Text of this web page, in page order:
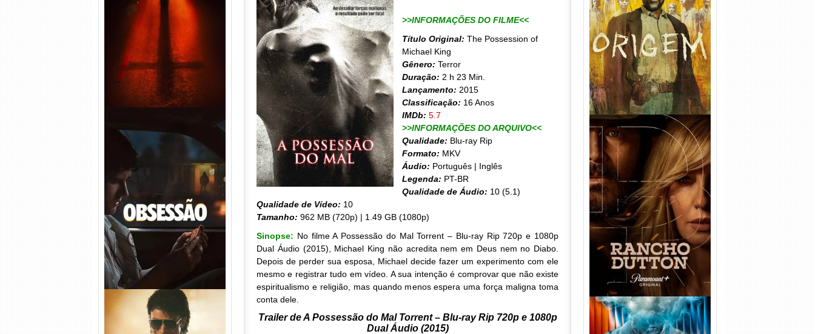
>>INFORMAÇÕES DO FILME<<
Título Original: The Possession of
Michael King
Gênero: Terror
Duração: 2 h 23 Min.
Lançamento: 2015
Classificação: 16 Anos
IMDb: 5.7
>>INFORMAÇÕES DO ARQUIVO<<
Qualidade: Blu-ray Rip
Formato: MKV
Áudio: Português | Inglês
Legenda: PT-BR
Qualidade de Áudio: 10 (5.1)
Qualidade de Vídeo: 10
Tamanho: 962 MB (720p) | 1.49 GB (1080p)
Sinopse: No filme A Possessão do Mal Torrent – Blu-ray Rip 720p e 1080p
Dual Áudio (2015), Michael King não acredita nem em Deus nem no Diabo.
Depois de perder sua esposa, Michael decide fazer um experimento com ele
mesmo e registrar tudo em vídeo. A sua intenção é comprovar que não existe
espiritualismo e religião, mas quando menos espera uma força maligna toma
conta dele.
Trailer de A Possessão do Mal Torrent – Blu-ray Rip 720p e 1080p
Dual Áudio (2015)
Passageiro do Mal Torrent
(2026) WEB-DL 1080p Dual
Áudio
Obsessão Torrent (2026)
WEB-DL 1080p/4K Dual
Áudio
Origem 4ª Temporada Torrent
(2026) WEB-DL 1080p/4K
Dual Áudio
Rancho Dutton 1ª
Temporada Torrent (2026)
WEB-DL 1080p Dual Áudio